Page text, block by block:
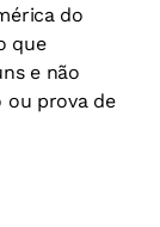
do
que
e não
ou prova de